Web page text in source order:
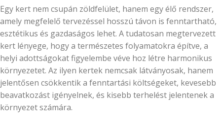
Egy kert nem csupán zöldfelület, hanem egy élő rendszer,
amely megfelelő tervezéssel hosszú távon is fenntartható,
esztétikus és gazdaságos lehet. A tudatosan megtervezett
kert lényege, hogy a természetes folyamatokra építve, a
helyi adottságokat figyelembe véve hoz létre harmonikus
környezetet. Az ilyen kertek nemcsak látványosak, hanem
jelentősen csökkentik a fenntartási költségeket, kevesebb
beavatkozást igényelnek, és kisebb terhelést jelentenek a
környezet számára.